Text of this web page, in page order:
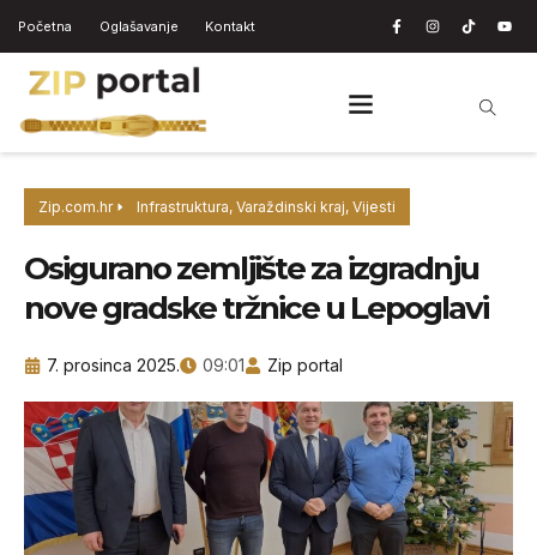
Početna Oglašavanje Kontakt
Zip.com.hr Infrastruktura, Varaždinski kraj, Vijesti
Osigurano zemljište za izgradnju
nove gradske tržnice u Lepoglavi
7. prosinca 2025. 09:01 Zip portal